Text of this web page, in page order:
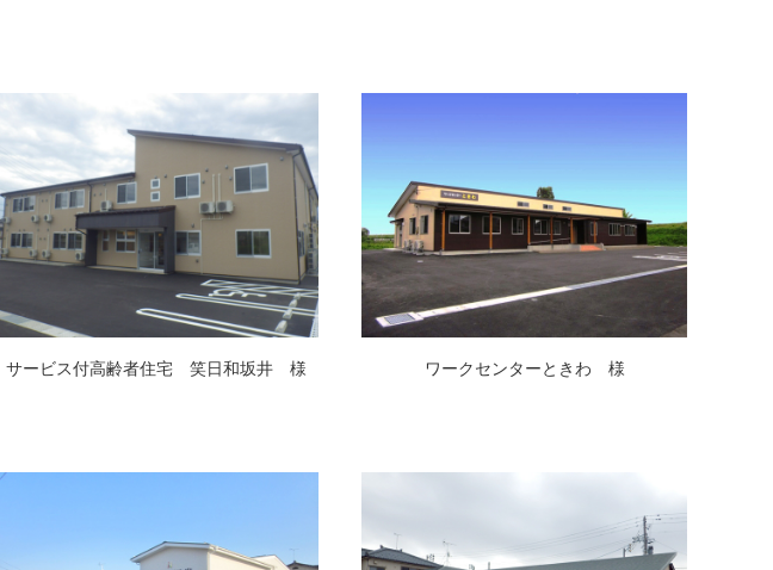
サービス付高齢者住宅 笑日和坂井 様 ワークセンターときわ 様